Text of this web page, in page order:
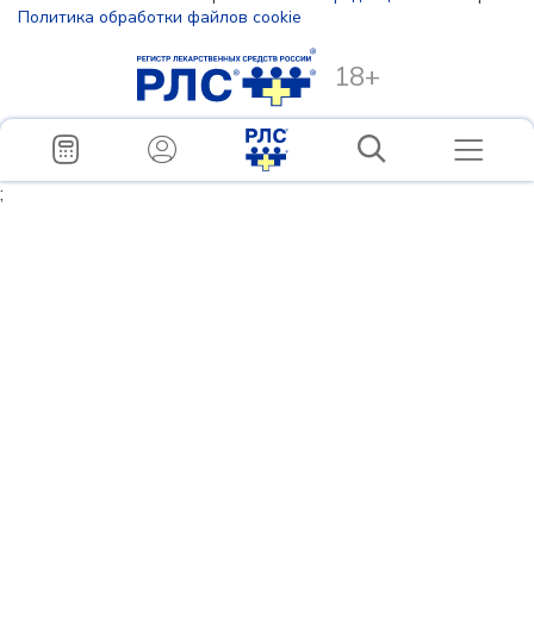
Политика обработки файлов cookie
18+
;